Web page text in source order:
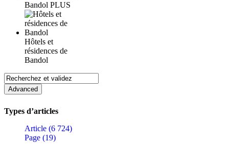
Bandol PLUS
Hôtels et
résidences de
Bandol
Types d’articles
Article (6 724)
Page (19)